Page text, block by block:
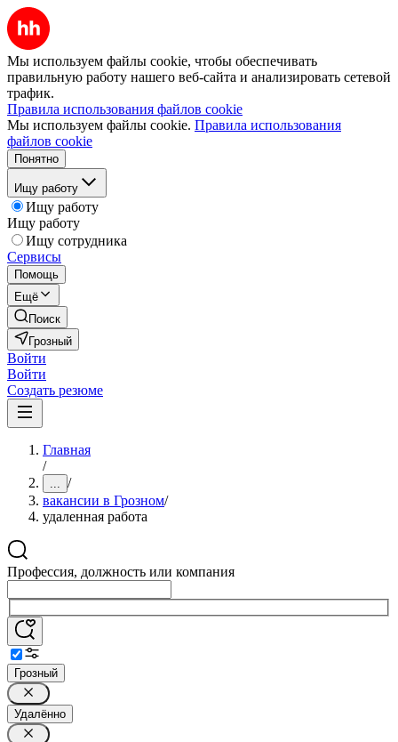
Мы используем файлы cookie, чтобы обеспечивать
правильную работу нашего веб-сайта и анализировать сетевой
трафик.
Правила использования файлов cookie
Мы используем файлы cookie. Правила использования
файлов cookie
Понятно
Ищу работу
Ищу работу
Ищу работу
Ищу сотрудника
Сервисы
Помощь
Ещё
Поиск
Грозный
Войти
Войти
Создать резюме
Главная
/
... /
вакансии в Грозном/
удаленная работа
Профессия, должность или компания
Грозный
Удалённо